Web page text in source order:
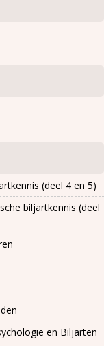
(deel 4 en 5)
biljartkennis (deel
en Biljarten